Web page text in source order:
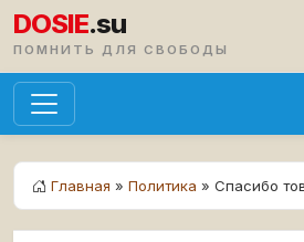
DOSIE.su
ПОМНИТЬ ДЛЯ СВОБОДЫ
Главная » Политика » Спасибо